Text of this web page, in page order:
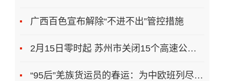
广西百色宣布解除“不进不出”管控措施
2月15日零时起 苏州市关闭15个高速公路入口
“95后”羌族货运员的春运：为中欧班列尽一份力